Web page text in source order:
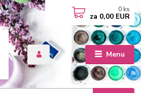
Menu
0 ks
za 0,00 EUR